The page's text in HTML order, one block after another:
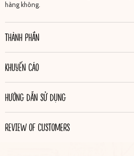
hàng không.
THÀNH PHẦN
KHUYẾN CÁO
HƯỚNG DẪN SỬ DỤNG
REVIEW OF CUSTOMERS